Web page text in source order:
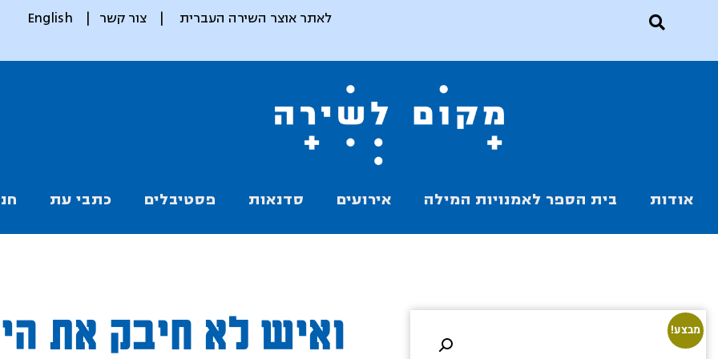
לאתר אוצר השירה העברית| צור קשר |
English
אודות בית הספר לאמנויות המילה אירועים סדנאות פסטיבלים כתבי עת
מבצע! ואיש לא חיבק את